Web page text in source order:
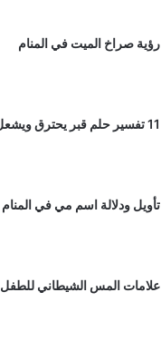
رؤية صراخ الميت في المنام
11 تفسير حلم قبر يحترق ويشعل بشدة في المنام؟
تأويل ودلالة اسم مي في المنام 2022
علامات المس الشيطاني للطفل